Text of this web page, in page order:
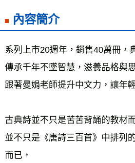
每筆NT$70，滿NT$799(含以上)免運費
每筆NT$200，滿NT$99,999(含以上)免運
海外叢書運費
內容簡介
系列上市20週年，銷售40萬冊，
傳承千年不墜智慧，滋養品格與
跟著曼娟老師提升中文力，讓年
古典詩並不只是苦苦背誦的教材
並不只是《唐詩三百首》中排列
而已，